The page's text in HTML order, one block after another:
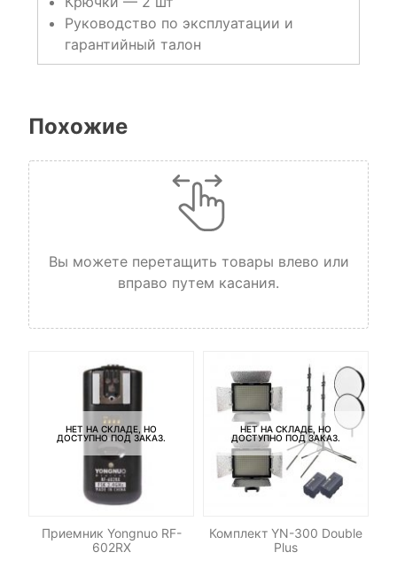
Руководство по эксплуатации и
гарантийный талон
Похожие
Вы можете перетащить товары влево или
вправо путем касания.
НЕТ НА СКЛАДЕ, НО
ДОСТУПНО ПОД ЗАКАЗ.
Приемник Yongnuo RF-
602RX
НЕТ НА СКЛАДЕ, НО
ДОСТУПНО ПОД ЗАКАЗ.
Комплект YN-300 Double
Plus